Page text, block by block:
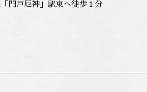
戸厄神」駅東へ徒歩１分